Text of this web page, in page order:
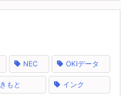
NEC OKIデータ
きもと インク